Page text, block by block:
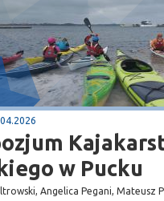
w Pucku
Angelica Pegani, Mateusz